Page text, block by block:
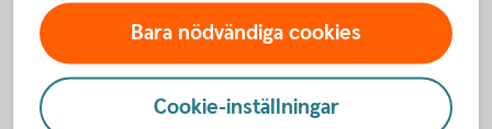
automater.
Logga in och aktiverabankkort
Bara nödvändiga cookies
Cookie-inställningar